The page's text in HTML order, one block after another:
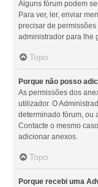
Alguns fórum podem
Para ver, ler, enviar
precisar de
administrador para lhe
Topo
Porque não posso
As permissões dos
utilizador. O
determinado fórum, ou
Contacte o mesmo
adicionar anexos.
Topo
Porque recebi uma